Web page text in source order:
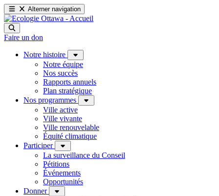
Alterner navigation
Faire un don
Notre histoire
Notre équipe
Nos succès
Rapports annuels
Plan stratégique
Nos programmes
Ville active
Ville vivante
Ville renouvelable
Équité climatique
Participer
La surveillance du Conseil
Pétitions
Événements
Opportunités
Donner